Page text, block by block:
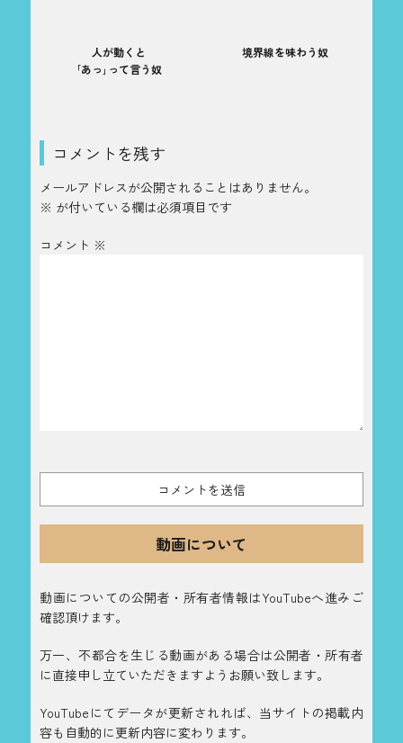
人が動くと
｢あっ｣って言う奴
境界線を味わう奴
コメントを残す
メールアドレスが公開されることはありません。
※ が付いている欄は必須項目です
コメント ※
動画について
動画についての公開者・所有者情報はYouTubeへ進みご
確認頂けます。
万一、不都合を生じる動画がある場合は公開者・所有者
に直接申し立ていただきますようお願い致します。
YouTubeにてデータが更新されれば、当サイトの掲載内
容も自動的に更新内容に変わります。